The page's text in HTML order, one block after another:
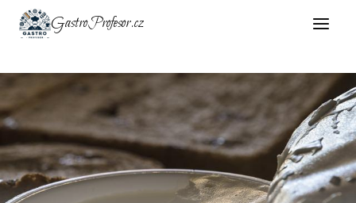
Přeskočit
GastroProfesor.cz